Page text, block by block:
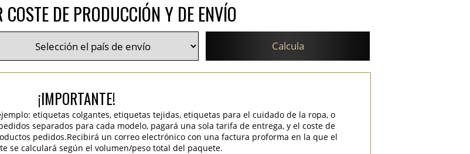
DE PRODUCCIÓN Y DE ENVÍO
Calcula
¡IMPORTANTE!
etiquetas colgantes, etiquetas tejidas, etiquetas para el cuidado de la ropa, o
separados para cada modelo, pagará una sola tarifa de entrega, y el coste de
pedidos.Recibirá un correo electrónico con una factura proforma en la que el
se calculará según el volumen/peso total del paquete.